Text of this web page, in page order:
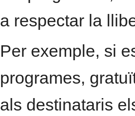
a respectar la
Per exemple, si
programes,
als destinataris